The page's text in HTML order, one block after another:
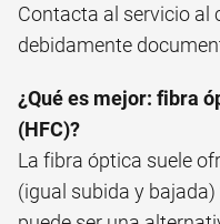
Contacta al servicio al
debidamente
¿Qué es mejor: fibra
(HFC)?
La fibra óptica suele
(igual subida y